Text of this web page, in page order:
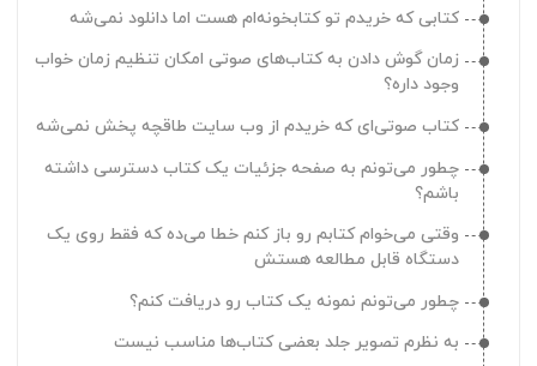
چطور می‌تونم برنامه‌ای که از دستگاه کتابخوان حذف کردم
رو بازگردانی کنم؟
امکان نصب نرم افزارهای دیگه روی دستگاه کتابخوان وجود
داره؟
کتابی که خریدم تو کتابخونه‌ام هست اما دانلود نمی‌شه
زمان گوش دادن به کتاب‌های صوتی امکان تنظیم زمان خواب
وجود داره؟
کتاب صوتی‌ای که خریدم از وب سایت طاقچه پخش نمی‌شه
چطور می‌تونم به صفحه جزئیات یک کتاب دسترسی داشته
باشم؟
وقتی می‌خوام کتابم رو باز کنم خطا می‌ده که فقط روی یک
دستگاه قابل مطالعه هستش
چطور می‌تونم نمونه یک کتاب رو دریافت کنم؟
به نظرم تصویر جلد بعضی کتاب‌ها مناسب نیست